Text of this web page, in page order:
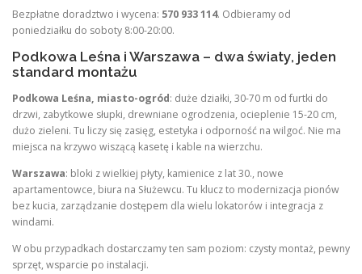
Bezpłatne doradztwo i wycena: 570 933 114. Odbieramy od
poniedziałku do soboty 8:00-20:00.
Podkowa Leśna i Warszawa – dwa światy, jeden
standard montażu
Podkowa Leśna, miasto-ogród: duże działki, 30-70 m od furtki do
drzwi, zabytkowe słupki, drewniane ogrodzenia, ocieplenie 15-20 cm,
dużo zieleni. Tu liczy się zasięg, estetyka i odporność na wilgoć. Nie ma
miejsca na krzywo wiszącą kasetę i kable na wierzchu.
Warszawa: bloki z wielkiej płyty, kamienice z lat 30., nowe
apartamentowce, biura na Służewcu. Tu klucz to modernizacja pionów
bez kucia, zarządzanie dostępem dla wielu lokatorów i integracja z
windami.
W obu przypadkach dostarczamy ten sam poziom: czysty montaż, pewny
sprzęt, wsparcie po instalacji.